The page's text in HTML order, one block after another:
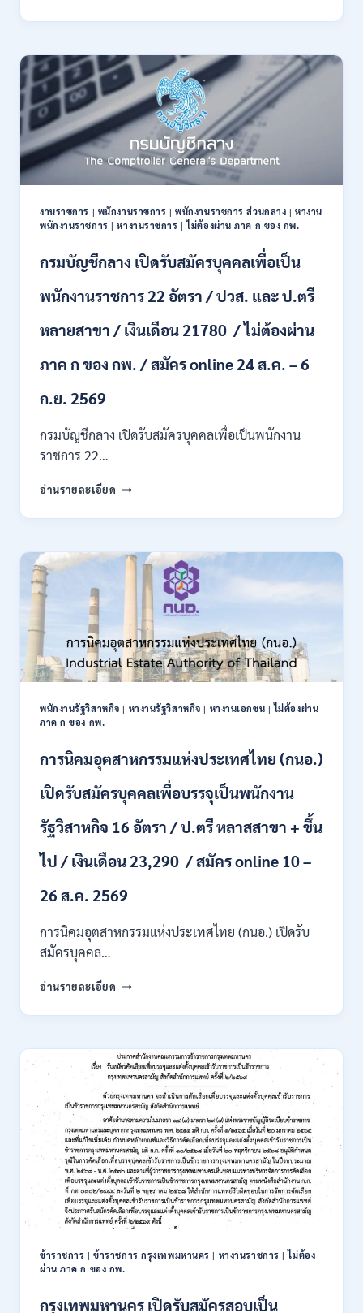
สมัคร
กรกฎาคม
–
10
สิงหาคม
2569
เปิด
สมัคร
งาน
ไม่
ต้อง
ผ่าน
ภาค
ของ
กพ.
เงิน
เดือน
ค่า
ชีพ
ค่า
พิเศษ
22
งานราชการ | พนักงานราชการ |พนักงานราชการ ส่วนกลาง |หางาน
พนักงานราชการ |หางานราชการ |ไม่ต้องผ่าน ภาค ก ของ กพ.
กรมบัญชีกลาง เปิดรับสมัครบุคคลเพื่อเป็น
พนักงานราชการ 22 อัตรา / ปวส. และ ป.ตรี
หลายสาขา / เงินเดือน 21780 / ไม่ต้องผ่าน
ภาค ก ของ กพ. / สมัคร online 24 ส.ค. – 6
ก.ย. 2569
กรมบัญชีกลาง เปิดรับสมัครบุคคลเพื่อเป็นพนักงาน
ราชการ 22…
อ่านรายละเอียด กรม
กลาง
รับ
สมัคร
พนักงาน
ราชการ
22
อัตรา
ปวส.
หลาย
/
เดือน
/
ต้อง
ก
ส.ค.
–
ก.ย.
2569
พนักงานรัฐวิสาหกิจ | หางานรัฐวิสาหกิจ | หางานเอกชน |ไม่ต้องผ่าน
ภาค ก ของ กพ.
การนิคมอุตสาหกรรมแห่งประเทศไทย (กนอ.)
เปิดรับสมัครบุคคลเพื่อบรรจุเป็นพนักงาน
รัฐวิสาหกิจ 16 อัตรา / ป.ตรี หลาสสาขา + ขึ้น
ไป / เงินเดือน 23,290 / สมัคร online 10 –
26 ส.ค. 2569
การนิคมอุตสาหกรรมแห่งประเทศไทย (กนอ.) เปิดรับ
สมัครบุคคล…
อ่านรายละเอียด การ
อุตสาหกรรม
ประเทศไทย
(กนอ.)
เปิด
รับ
สมัคร
บุคคล
เพื่อ
บรรจุ
เป็น
พนักงาน
รัฐวิสาหกิจ
16
/
ป.ตรี
ส
ข้าราชการ |ข้าราชการ กรุงเทพมหานคร | หางานราชการ |ไม่ต้อง
ผ่าน ภาค ก ของ กพ.
กรุงเทพมหานคร เปิดรับสมัครสอบเป็น